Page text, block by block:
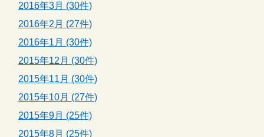
2016年3月 (30件)
2016年2月 (27件)
2016年1月 (30件)
2015年12月 (30件)
2015年11月 (30件)
2015年10月 (27件)
2015年9月 (25件)
2015年8月 (25件)